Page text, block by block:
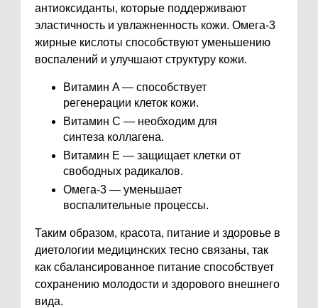
антиоксиданты, которые поддерживают
эластичность и увлажненность кожи. Омега-3
жирные кислоты способствуют уменьшению
воспалений и улучшают структуру кожи.
Витамин A — способствует
регенерации клеток кожи.
Витамин C — необходим для
синтеза коллагена.
Витамин E — защищает клетки от
свободных радикалов.
Омега-3 — уменьшает
воспалительные процессы.
Таким образом, красота, питание и здоровье в
диетологии медицинских тесно связаны, так
как сбалансированное питание способствует
сохранению молодости и здорового внешнего
вида.